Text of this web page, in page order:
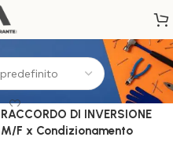
RACCORDO DI INVERSIONE
M/F x Condizionamento